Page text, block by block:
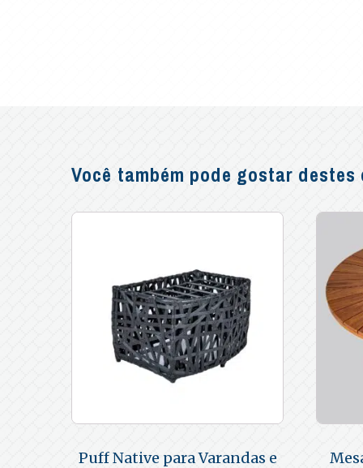
Você também pode gostar destes
Puff Native para Varandas e